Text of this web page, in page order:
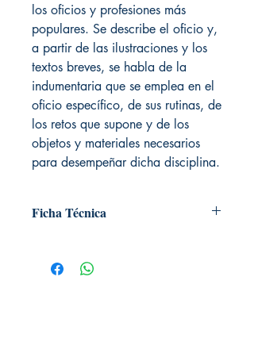
los oficios y profesiones más
populares. Se describe el oficio y,
a partir de las ilustraciones y los
textos breves, se habla de la
indumentaria que se emplea en el
oficio específico, de sus rutinas, de
los retos que supone y de los
objetos y materiales necesarios
para desempeñar dicha disciplina.
Ficha Técnica
Editorial: Editorial Luis Vives
Idioma: Castellano